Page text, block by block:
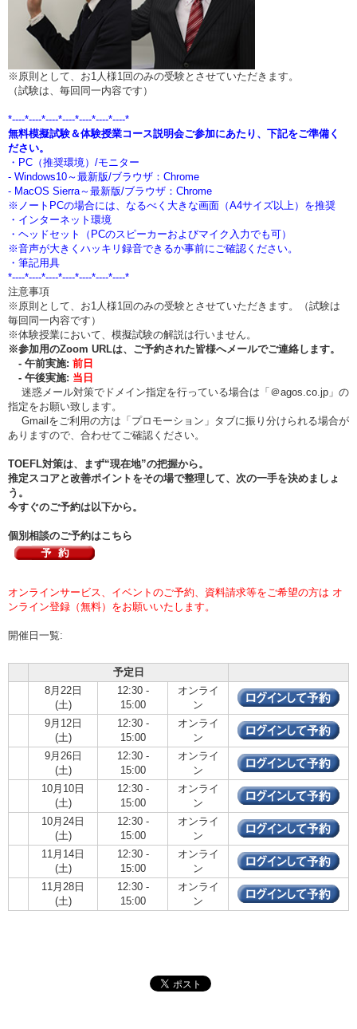
※原則として、お1人様1回のみの受験とさせていただきます。
（試験は、毎回同一内容です）
*----*----*----*----*----*----*----*
無料模擬試験＆体験授業コース説明会ご参加にあたり、下記をご準備く
ださい。
・PC（推奨環境）/モニター
- Windows10～最新版/ブラウザ：Chrome
- MacOS Sierra～最新版/ブラウザ：Chrome
※ノートPCの場合には、なるべく大きな画面（A4サイズ以上）を推奨
・インターネット環境
・ヘッドセット（PCのスピーカーおよびマイク入力でも可）
※音声が大きくハッキリ録音できるか事前にご確認ください。
・筆記用具
*----*----*----*----*----*----*----*
注意事項
※原則として、お1人様1回のみの受験とさせていただきます。（試験は
毎回同一内容です）
※体験授業において、模擬試験の解説は行いません。
※参加用のZoom URLは、ご予約された皆様へメールでご連絡します。
- 午前実施: 前日
- 午後実施: 当日
迷惑メール対策でドメイン指定を行っている場合は「＠agos.co.jp」の
指定をお願い致します。
Gmailをご利用の方は「プロモーション」タブに振り分けられる場合が
ありますので、合わせてご確認ください。
TOEFL対策は、まず“現在地”の把握から。
推定スコアと改善ポイントをその場で整理して、次の一手を決めましょ
う。
今すぐのご予約は以下から。
個別相談のご予約はこちら
オンラインサービス、イベントのご予約、資料請求等をご希望の方は オ
ンライン登録（無料）をお願いいたします。
開催日一覧:
予定日
8月22日
(土)
12:30 -
15:00
オンライ
ン
9月12日
(土)
12:30 -
15:00
オンライ
ン
9月26日
(土)
12:30 -
15:00
オンライ
ン
10月10日
(土)
12:30 -
15:00
オンライ
ン
10月24日
(土)
12:30 -
15:00
オンライ
ン
11月14日
(土)
12:30 -
15:00
オンライ
ン
11月28日
(土)
12:30 -
15:00
オンライ
ン